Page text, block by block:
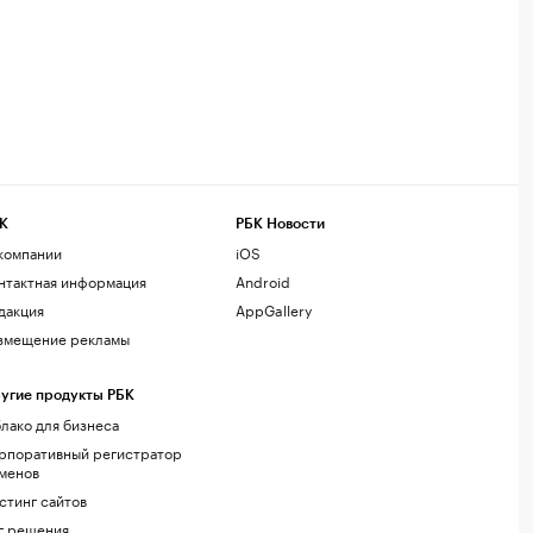
информация
рекламы
продукты РБК
для бизнеса
регистратор
сайтов
РБК Новости
iOS
Android
AppGallery